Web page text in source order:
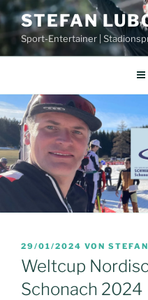
Zum
Inhalt
springen
STEFAN
Sport-Entertainer |
VERÖFFENTLICHT
AM
29/01/2024 VON
Weltcup
Schonach 2024